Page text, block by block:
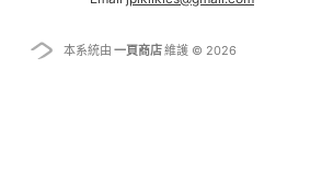
本系統由 一頁商店維護 © 2026